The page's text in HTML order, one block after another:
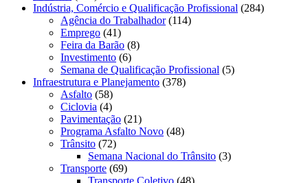
Indústria, Comércio e Qualificação Profissional (284)
Agência do Trabalhador(114)
Emprego (41)
Feira da Barão (8)
Investimento (6)
Semana de Qualificação Profissional (5)
Infraestrutura e Planejamento (378)
Asfalto (58)
Ciclovia (4)
Pavimentação (21)
Programa Asfalto Novo (48)
Trânsito (72)
Semana Nacional do Trânsito (3)
Transporte (69)